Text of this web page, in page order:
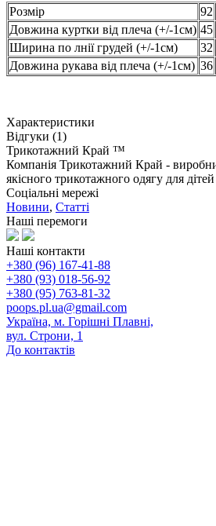
Розмір 92
Довжина куртки від плеча (+/-1см) 45
Ширина по лнії грудей (+/-1см)
32
Довжина рукава від плеча (+/-1см) 36
Характеристики
Відгуки (1)
Трикотажний Край ™
Компанія Трикотажний Край -
якісного трикотажного одягу для
Соціальні мережі
Новини, Статті
Наші перемоги
Наші контакти
+380 (96) 167-41-88
+380 (93) 018-56-92
+380 (95) 763-81-32
poops.pl.ua@gmail.com
Україна, м. Горішні Плавні,
вул. Строни, 1
До контактів